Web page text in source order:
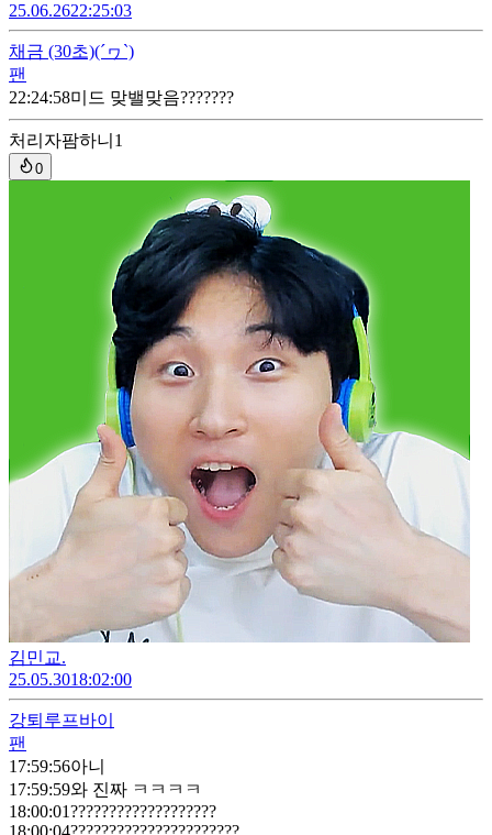
25.06.2622:25:03
채금 (30초)(´ヮ`)
팬
22:24:58미드 맞밸맞음???????
처리자팜하니1
0
김민교.
25.05.3018:02:00
강퇴 루프바이
팬
17:59:56아니
17:59:59와 진짜 ㅋㅋㅋㅋ
18:00:01???????????????????